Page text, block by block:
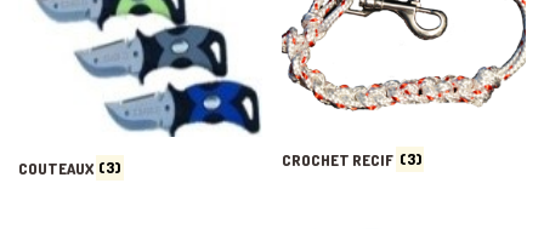
COUTEAUX (3) CROCHET RECIF (3)